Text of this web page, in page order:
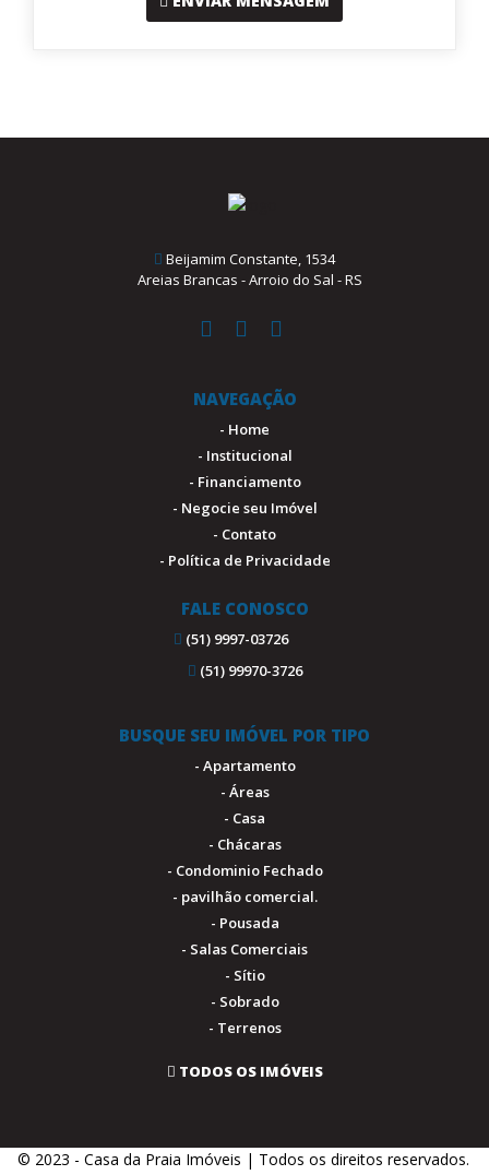
Beijamim Constante, 1534
Areias Brancas - Arroio do Sal - RS
NAVEGAÇÃO
- Home
- Institucional
- Financiamento
- Negocie seu Imóvel
- Contato
- Política de Privacidade
FALE CONOSCO
(51) 9997-03726
(51) 99970-3726
BUSQUE SEU IMÓVEL POR TIPO
- Apartamento
- Áreas
- Casa
- Chácaras
- Condominio Fechado
- pavilhão comercial.
- Pousada
- Salas Comerciais
- Sítio
- Sobrado
- Terrenos
TODOS OS IMÓVEIS
© 2023 - Casa da Praia Imóveis | Todos os direitos reservados.